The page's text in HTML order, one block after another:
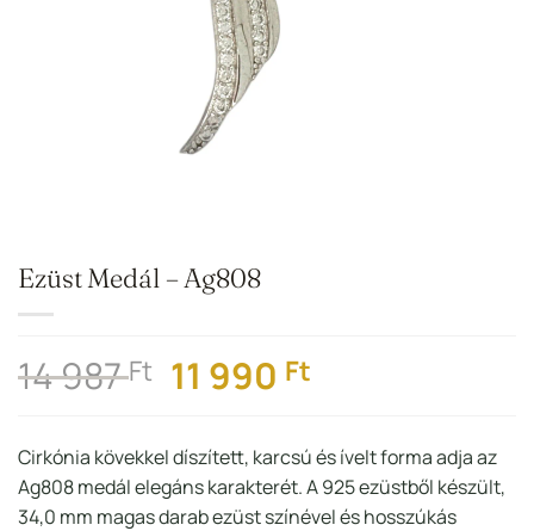
Ezüst Medál – Ag808
14 987Ft Original
was:
14
987 Ft.
11 990 Ft
is:
11
990 Ft.
Cirkónia kövekkel díszített, karcsú és ívelt forma adja az
Ag808 medál elegáns karakterét. A 925 ezüstből készült,
34,0 mm magas darab ezüst színével és hosszúkás